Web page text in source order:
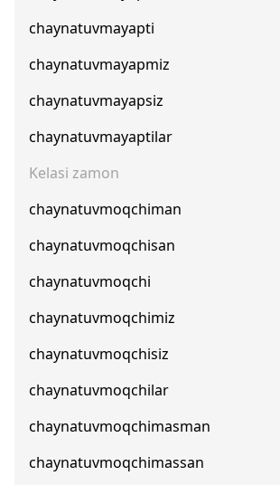
chaynatuvmayapti
chaynatuvmayapmiz
chaynatuvmayapsiz
chaynatuvmayaptilar
Kelasi zamon
chaynatuvmoqchiman
chaynatuvmoqchisan
chaynatuvmoqchi
chaynatuvmoqchimiz
chaynatuvmoqchisiz
chaynatuvmoqchilar
chaynatuvmoqchimasman
chaynatuvmoqchimassan